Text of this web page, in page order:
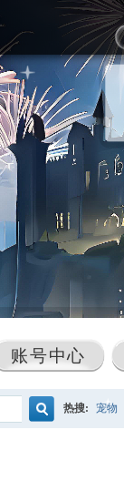
账号中心
热搜: 宠物